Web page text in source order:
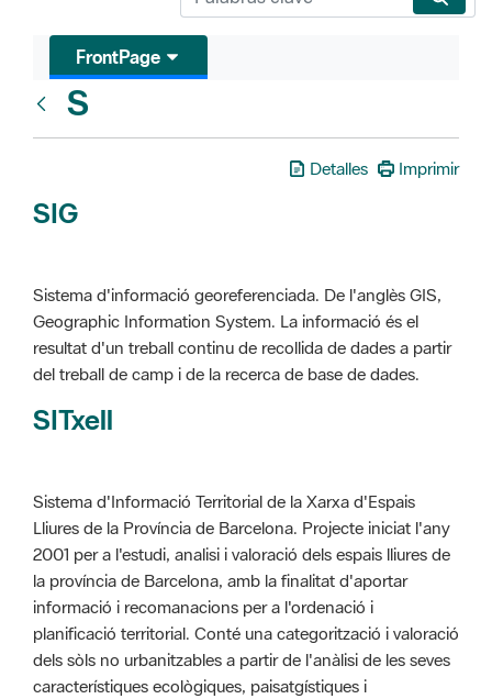
FrontPage
S
Detalles Imprimir
SIG
Sistema d'informació georeferenciada. De l'anglès GIS,
Geographic Information System. La informació és el
resultat d'un treball continu de recollida de dades a partir
del treball de camp i de la recerca de base de dades.
SITxell
Sistema d'Informació Territorial de la Xarxa d'Espais
Lliures de la Província de Barcelona. Projecte iniciat l'any
2001 per a l'estudi, analisi i valoració dels espais lliures de
la província de Barcelona, amb la finalitat d'aportar
informació i recomanacions per a l'ordenació i
planificació territorial. Conté una categorització i valoració
dels sòls no urbanitzables a partir de l'anàlisi de les seves
característiques ecològiques, paisatgístiques i